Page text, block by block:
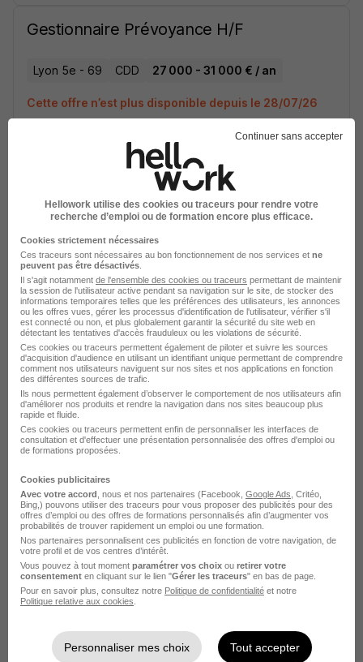
Gestionnaire Prévoyance H/F
Lyon 5e - 69 CDD 27 000 - 31 000 € / an
Cette offre n’est plus disponible depuis le 28/07/26
Manager de Proximité Domaine
Prévoyance H/F
Paris 16e - 75 CDI 38 000 - 48 000 € / an
Cette offre n’est plus disponible depuis le 27/07/26
Chargé de Contentieux et
Recouvrements H/F
Paris 16e - 75 CDI 35 000 - 40 000 € / an
Cette offre n’est plus disponible depuis le 26/07/26
Délégué Commercial en Assurance
H/F
Marseille 13e - 13
Cette offre n’est plus disponible depuis le 12/07/26
Community Manager en Alternance
H/F
Cette offre n’est plus disponible depuis le 10/07/26
Continuer sans accepter
Hellowork utilise des cookies ou traceurs pour rendre votre
recherche d’emploi ou de formation encore plus efficace.
Cookies strictement nécessaires
Ces traceurs sont nécessaires au bon fonctionnement de nos services et ne
peuvent pas être désactivés
Il s'agit notamment de l'ensemble des cookies ou traceurs permettant de maintenir
la session de l'utilisateur active pendant sa navigation sur le site, de stocker des
informations temporaires telles que les préférences des utilisateurs, les annonces
ou les offres vues, gérer les processus d'identification de l'utilisateur, vérifier s'il
est connecté ou non, et plus globalement garantir la sécurité du site web en
détectant les tentatives d'accès frauduleux ou les violations de sécurité.
Ces cookies ou traceurs permettent également de piloter et suivre les sources
d'acquisition d'audience en utilisant un identifiant unique permettant de comprendre
comment nos utilisateurs naviguent sur nos sites et nos applications en fonction
des différentes sources de trafic.
Ils nous permettent également d’observer le comportement de nos utilisateurs afin
d'améliorer nos produits et rendre la navigation dans nos sites beaucoup plus
rapide et fluide.
Ces cookies ou traceurs permettent enfin de personnaliser les interfaces de
consultation et d'effectuer une présentation personnalisée des offres d'emploi ou
de formations proposées.
Cookies publicitaires
Avec votre accord , nous et nos partenaires (Facebook, Google Ads , Critéo,
Bing,) pouvons utiliser des traceurs pour vous proposer des publicités pour des
offres d’emploi ou des offres de formations personnalisés afin d’augmenter vos
probabilités de trouver rapidement un emploi ou une formation.
Nos partenaires personnalisent ces publicités en fonction de votre navigation, de
votre profil et de vos centres d’intérêt.
Vous pouvez à tout moment paramétrer vos choix ou retirer votre
consentement en cliquant sur le lien "Gérer les traceurs" en bas de page.
Pour en savoir plus, consultez notre Politique de confidentialité et notre
Politique relative aux cookies
Personnaliser mes choix Tout accepter